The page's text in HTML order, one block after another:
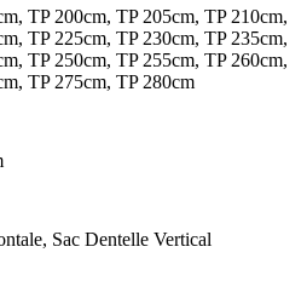
TP 200cm, TP 205cm, TP 210cm,
TP 225cm, TP 230cm, TP 235cm,
TP 250cm, TP 255cm, TP 260cm,
TP 275cm, TP 280cm
Sac Dentelle Vertical